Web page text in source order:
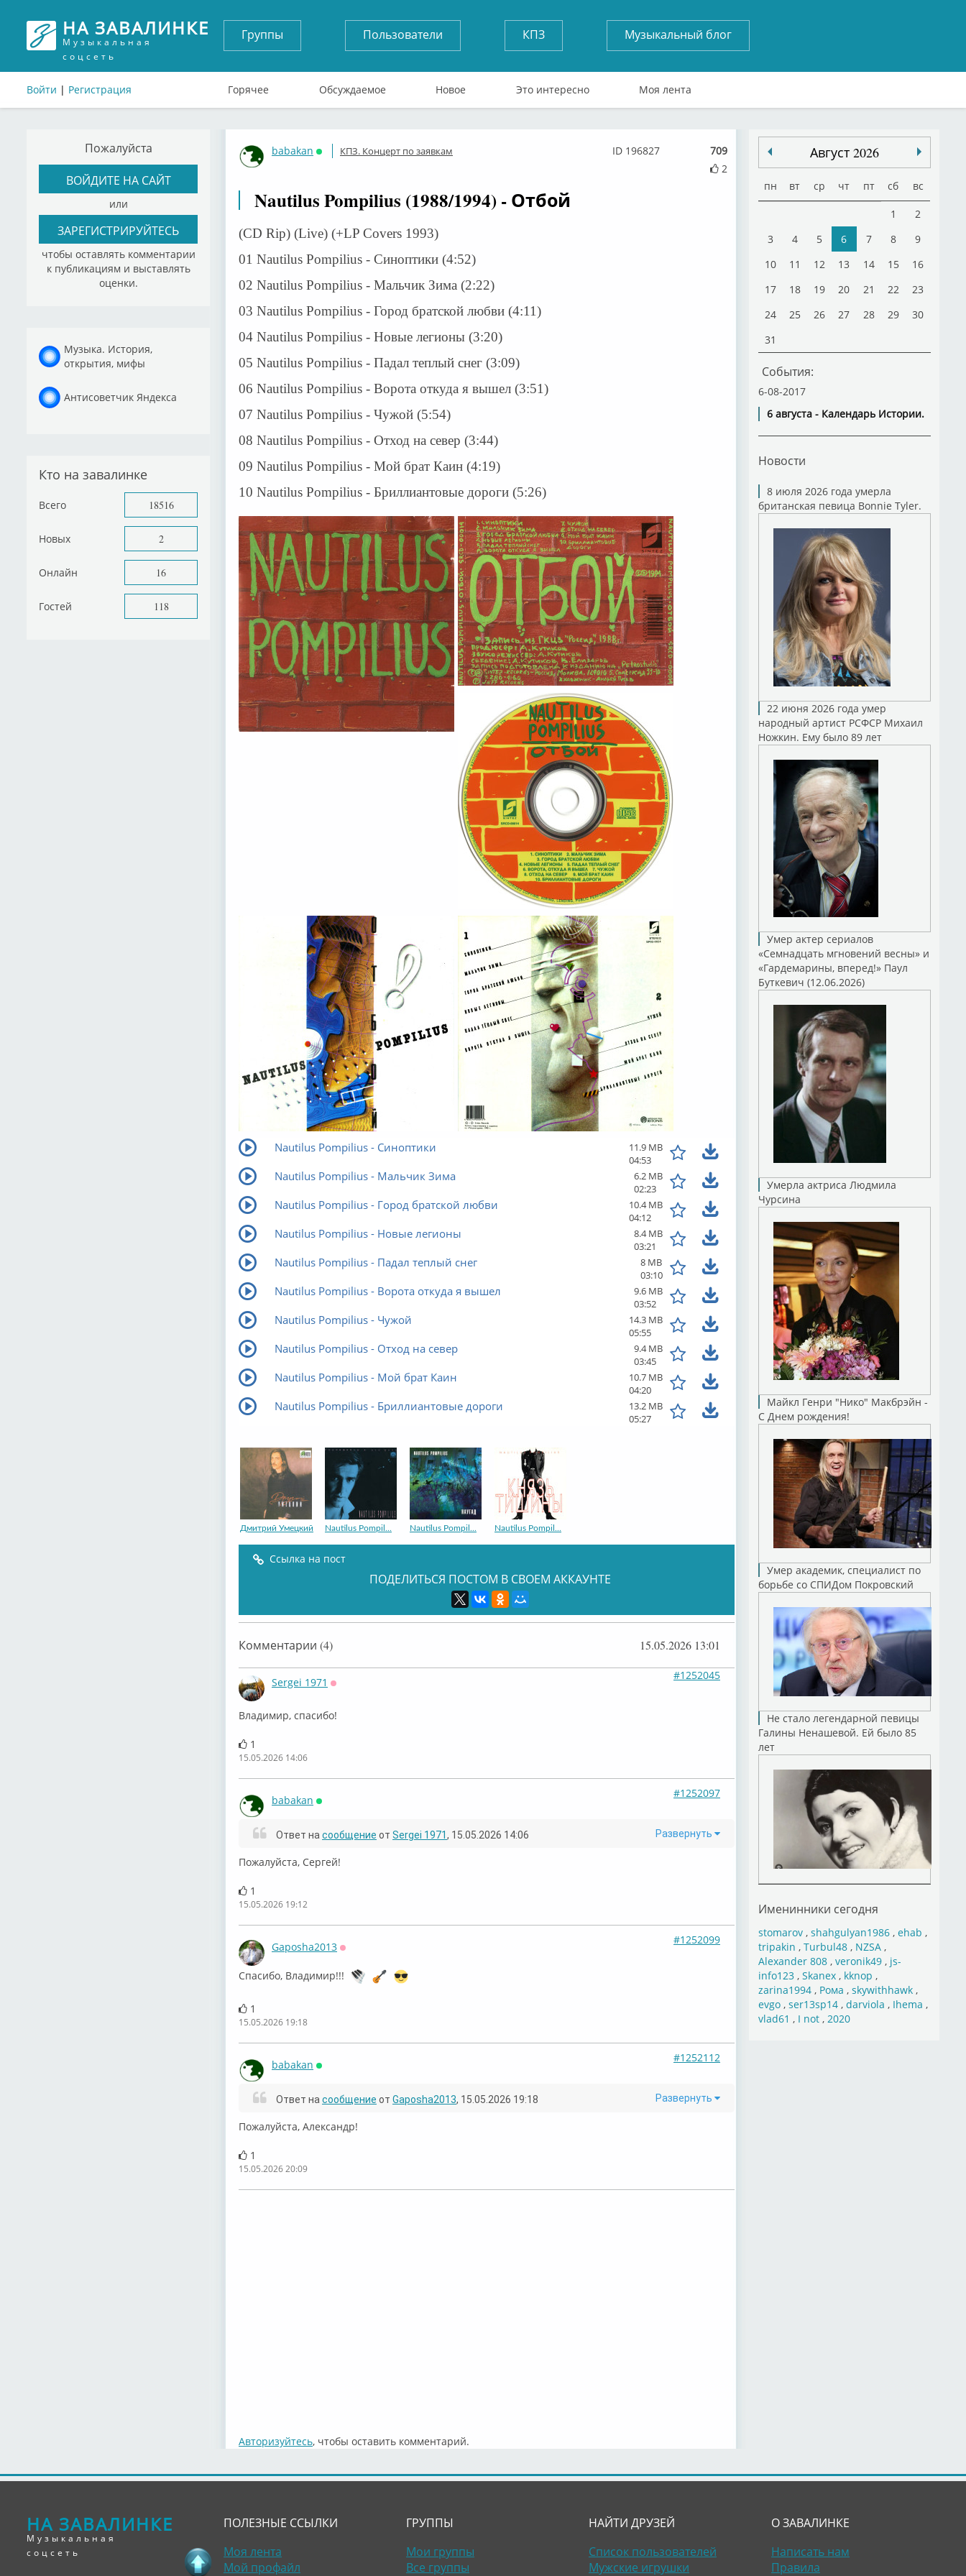
НА ЗАВАЛИНКЕ
Музыкальная
соцсеть
Войти | Регистрация
Группы Пользователи КПЗ Музыкальный блог
Горячее Обсуждаемое Новое Это интересно Моя лента
Пожалуйста
ВОЙДИТЕ НА САЙТ
или
ЗАРЕГИСТРИРУЙТЕСЬ
чтобы оставлять комментарии
к публикациям и выставлять
оценки.
Музыка. История,
открытия, мифы
Антисоветчик Яндекса
Кто на завалинке
Всего 18516
Новых 2
Онлайн 16
Гостей 118
babakan
Онлайн
КПЗ. Концерт по заявкам
709
2
ID 196827
Nautilus Pompilius (1988/1994) - Отбой
(CD Rip) (Live) (+LP Covers 1993)
01 Nautilus Pompilius - Синоптики (4:52)
02 Nautilus Pompilius - Мальчик Зима (2:22)
03 Nautilus Pompilius - Город братской любви (4:11)
04 Nautilus Pompilius - Новые легионы (3:20)
05 Nautilus Pompilius - Падал теплый снег (3:09)
06 Nautilus Pompilius - Ворота откуда я вышел (3:51)
07 Nautilus Pompilius - Чужой (5:54)
08 Nautilus Pompilius - Отход на север (3:44)
09 Nautilus Pompilius - Мой брат Каин (4:19)
10 Nautilus Pompilius - Бриллиантовые дороги (5:26)
Nautilus Pompilius - Синоптики
11.9 MB
04:53
Nautilus Pompilius - Мальчик Зима
6.2 MB
02:23
Nautilus Pompilius - Город братской любви
10.4 MB
04:12
Nautilus Pompilius - Новые легионы
8.4 MB
03:21
Nautilus Pompilius - Падал теплый снег
8 MB
03:10
Nautilus Pompilius - Ворота откуда я вышел
9.6 MB
03:52
Nautilus Pompilius - Чужой
14.3 MB
05:55
Nautilus Pompilius - Отход на север
9.4 MB
03:45
Nautilus Pompilius - Мой брат Каин
10.7 MB
04:20
Nautilus Pompilius - Бриллиантовые дороги
13.2 MB
05:27
Дмитрий Умецкий Nautilus Pompil... Nautilus Pompil... Nautilus Pompil...
Ссылка на пост
ПОДЕЛИТЬСЯ ПОСТОМ В СВОЕМ АККАУНТЕ
Комментарии (4) 15.05.2026 13:01
Sergei 1971
#1252045
Владимир, спасибо!
1
15.05.2026 14:06
babakan
#1252097
Развернуть
Ответ на сообщение от Sergei 1971, 15.05.2026 14:06
Пожалуйста, Сергей!
1
15.05.2026 19:12
Gaposha2013
#1252099
Спасибо, Владимир!!!
1
15.05.2026 19:18
babakan
#1252112
Развернуть
Ответ на сообщение от Gaposha2013, 15.05.2026 19:18
Пожалуйста, Александр!
1
15.05.2026 20:09
Авторизуйтесь, чтобы оставить комментарий.
Август 2026
пн вт ср чт пт сб вс
1
2
3
4 5 6 7 8
9
10
11 12 13 14 15
16
17
18 19 20 21 22
23
24
25 26 27 28 29
30
31
События:
6-08-2017
6 августа - Календарь Истории.
Новости
8 июля 2026 года умерла
британская певица Bonnie Tyler.
22 июня 2026 года умер
народный артист РСФСР Михаил
Ножкин. Ему было 89 лет
Умер актер сериалов
«Семнадцать мгновений весны» и
«Гардемарины, вперед!» Паул
Буткевич (12.06.2026)
Умерла актриса Людмила
Чурсина
Майкл Генри "Нико" Макбрэйн -
С Днем рождения!
Умер академик, специалист по
борьбе со СПИДом Покровский
Не стало легендарной певицы
Галины Ненашевой. Ей было 85
лет
Именинники сегодня
stomarov, shahgulyan1986, ehab ,
tripakin , Turbul48, NZSA,
Alexander 808, veronik49, js-
info123, Skanex, kknop ,
zarina1994, Рома , skywithhawk,
evgo, ser13sp14, darviola , Ihema ,
vlad61 , I not, 2020
НА ЗАВАЛИНКЕ
Музыкальная
соцсеть
ПОЛЕЗНЫЕ ССЫЛКИ
Моя лента
Мой профайл
ГРУППЫ
Мои группы
Все группы
НАЙТИ ДРУЗЕЙ
Список пользователей
Мужские игрушки
О ЗАВАЛИНКЕ
Написать нам
Правила